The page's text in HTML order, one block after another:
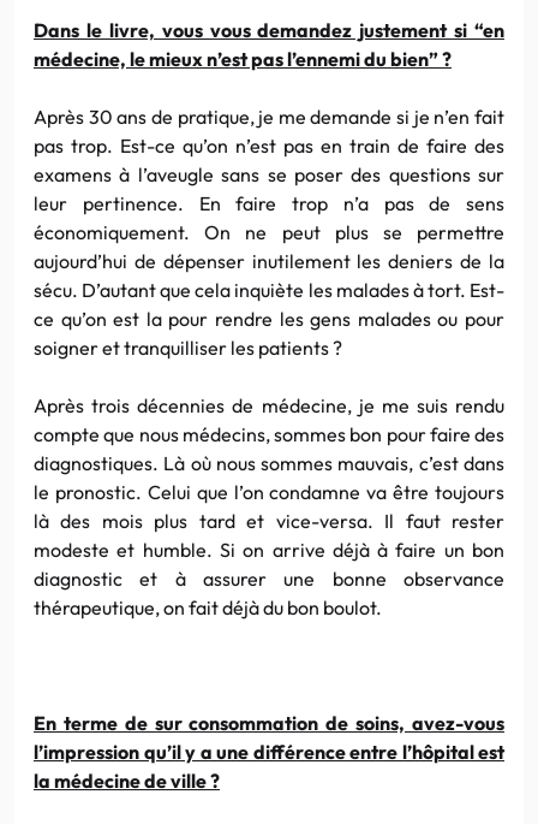
Dans le livre, vous vous demandez justement si “en
médecine, le mieux n’est pas l’ennemi du bien” ?
Après 30 ans de pratique, je me demande si je n’en fait
pas trop. Est-ce qu’on n’est pas en train de faire des
examens à l’aveugle sans se poser des questions sur
leur pertinence. En faire trop n’a pas de sens
économiquement. On ne peut plus se permettre
aujourd’hui de dépenser inutilement les deniers de la
sécu. D’autant que cela inquiète les malades à tort. Est-
ce qu’on est la pour rendre les gens malades ou pour
soigner et tranquilliser les patients ?
Après trois décennies de médecine, je me suis rendu
compte que nous médecins, sommes bon pour faire des
diagnostiques. Là où nous sommes mauvais, c’est dans
le pronostic. Celui que l’on condamne va être toujours
là des mois plus tard et vice-versa. Il faut rester
modeste et humble. Si on arrive déjà à faire un bon
diagnostic et à assurer une bonne observance
thérapeutique, on fait déjà du bon boulot.
En terme de sur consommation de soins, avez-vous
l’impression qu’il y a une différence entre l’hôpital est
la médecine de ville ?